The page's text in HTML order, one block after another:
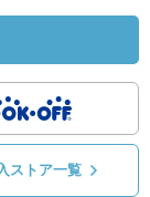
ストア一覧